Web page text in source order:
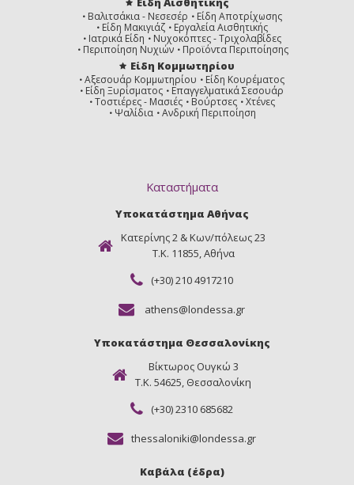
Βαλιτσάκια - Νεσεσέρ
Είδη Αποτρίχωσης
Είδη Μακιγιάζ
Εργαλεία Αισθητικής
Ιατρικά Είδη
Νυχοκόπτες - Τριχολαβίδες
Περιποίηση Νυχιών
Προϊόντα Περιποίησης
Είδη Κομμωτηρίου
Αξεσουάρ Κομμωτηρίου
Είδη Κουρέματος
Είδη Ξυρίσματος
Επαγγελματικά Σεσουάρ
Τοστιέρες - Μασιές
Βούρτσες
Χτένες
Ψαλίδια
Ανδρική Περιποίηση
Καταστήματα
Υποκατάστημα Αθήνας
Κατερίνης 2 & Κων/πόλεως 23
Τ.Κ. 11855, Αθήνα
(+30) 210 4917210
athens@londessa.gr
Υποκατάστημα Θεσσαλονίκης
Βίκτωρος Ουγκώ 3
Τ.Κ. 54625, Θεσσαλονίκη
(+30) 2310 685682
thessaloniki@londessa.gr
Καβάλα (έδρα)